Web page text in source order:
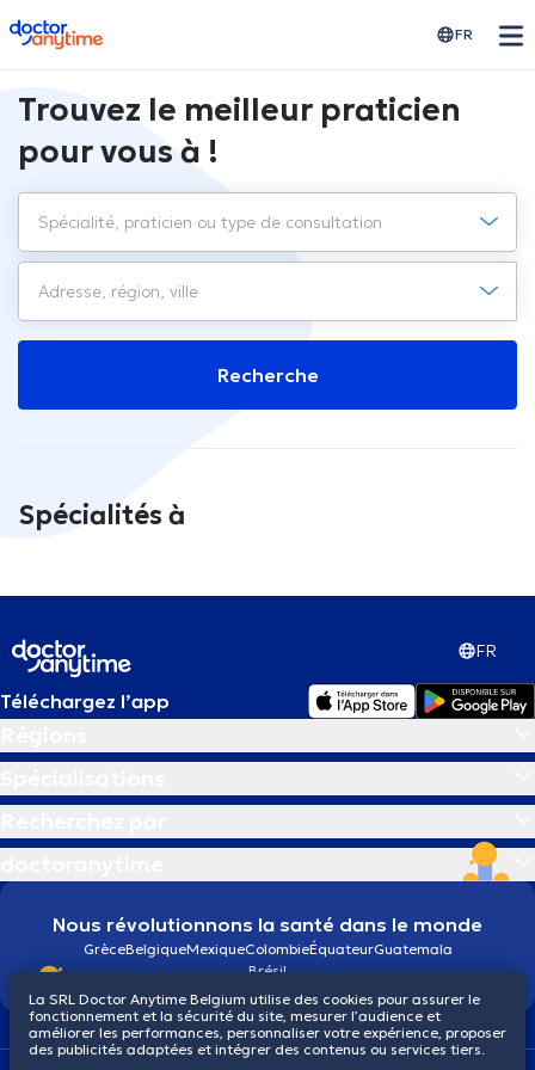
doctoranytime FR
Trouvez le meilleur praticien
pour vous à !
Recherche
Spécialités à
FR
Téléchargez l’app
Nous révolutionnons la santé dans le monde
GrèceBelgiqueMexiqueColombieÉquateurGuatemala
Brésil
La SRL Doctor Anytime Belgium utilise des cookies pour assurer le
fonctionnement et la sécurité du site, mesurer l’audience et
améliorer les performances, personnaliser votre expérience, proposer
des publicités adaptées et intégrer des contenus ou services tiers.